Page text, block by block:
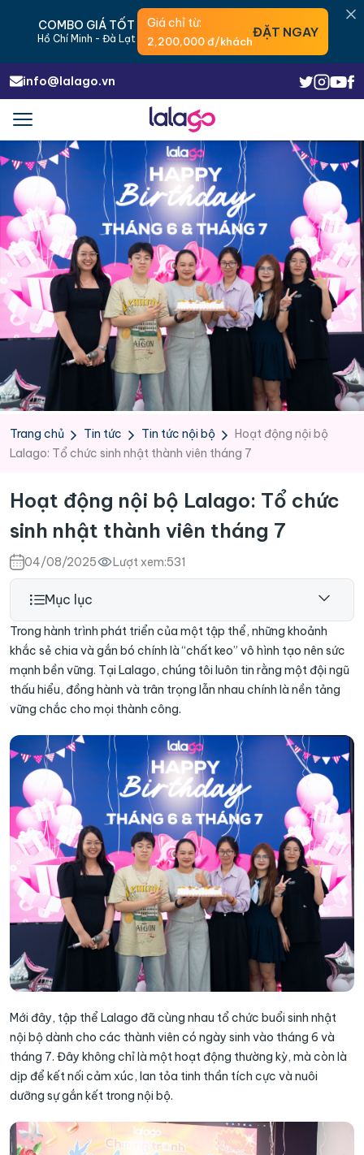
COMBO GIÁ TỐT
Hồ Chí Minh - Đà Lạt
Giá chỉ từ:
2,200,000 đ/khách
ĐẶT NGAY
info@lalago.vn
Menu
Trigger
Trang chủ Tin tức Tin tức nội bộ
Hoạt động nội bộ
Lalago: Tổ chức sinh nhật thành viên tháng 7
Hoạt động nội bộ Lalago: Tổ chức
sinh nhật thành viên tháng 7
04/08/2025 Lượt xem:531
Mục lục
Trong hành trình phát triển của một tập thể, những khoảnh
khắc sẻ chia và gắn bó chính là “chất keo” vô hình tạo nên sức
mạnh bền vững. Tại Lalago, chúng tôi luôn tin rằng một đội ngũ
thấu hiểu, đồng hành và trân trọng lẫn nhau chính là nền tảng
vững chắc cho mọi thành công.
Mới đây, tập thể Lalago đã cùng nhau tổ chức buổi sinh nhật
nội bộ dành cho các thành viên có ngày sinh vào tháng 6 và
tháng 7. Đây không chỉ là một hoạt động thường kỳ, mà còn là
dịp để kết nối cảm xúc, lan tỏa tinh thần tích cực và nuôi
dưỡng sự gắn kết trong nội bộ.